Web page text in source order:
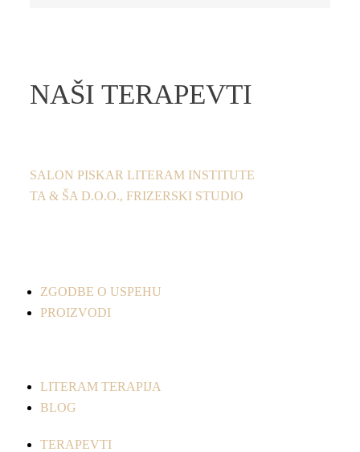
NAŠI TERAPEVTI
SALON PISKAR LITERAM INSTITUTE
TA & ŠA D.O.O., FRIZERSKI STUDIO
ZGODBE O USPEHU
PROIZVODI
LITERAM TERAPIJA
BLOG
TERAPEVTI